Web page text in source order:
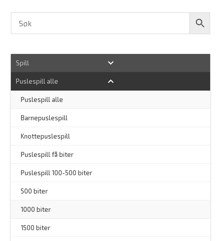
Spill
Puslespill alle
Puslespill alle
Barnepuslespill
Knottepuslespill
Puslespill få biter
Puslespill 100-500 biter
500 biter
1000 biter
1500 biter